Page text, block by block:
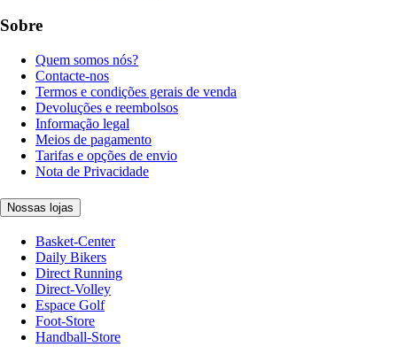
Sobre
Quem somos nós?
Contacte-nos
Termos e condições gerais de venda
Devoluções e reembolsos
Informação legal
Meios de pagamento
Tarifas e opções de envio
Nota de Privacidade
Nossas lojas
Basket-Center
Daily Bikers
Direct Running
Direct-Volley
Espace Golf
Foot-Store
Handball-Store